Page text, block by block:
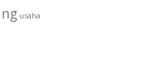
usaha